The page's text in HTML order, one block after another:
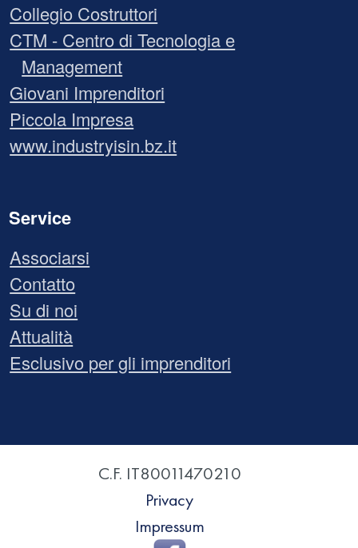
Collegio Costruttori
CTM - Centro di Tecnologia e
Management
Giovani Imprenditori
Piccola Impresa
www.industryisin.bz.it
Service
Associarsi
Contatto
Su di noi
Attualità
Esclusivo per gli imprenditori
C.F. IT80011470210
Privacy
Impressum